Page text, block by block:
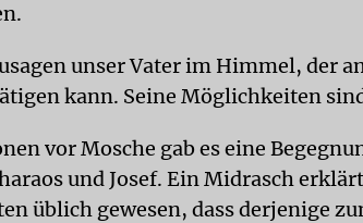
unser Vater im Himmel, der
kann. Seine Möglichkeiten
vor Mosche gab es eine
und Josef. Ein Midrasch
üblich gewesen, dass derjenige